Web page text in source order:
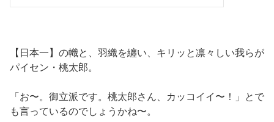
【日本一】の幟と、羽織を纏い、キリッと凛々しい我らが
パイセン・桃太郎。
「お〜。御立派です。桃太郎さん、カッコイイ〜！」とで
も言っているのでしょうかね〜。